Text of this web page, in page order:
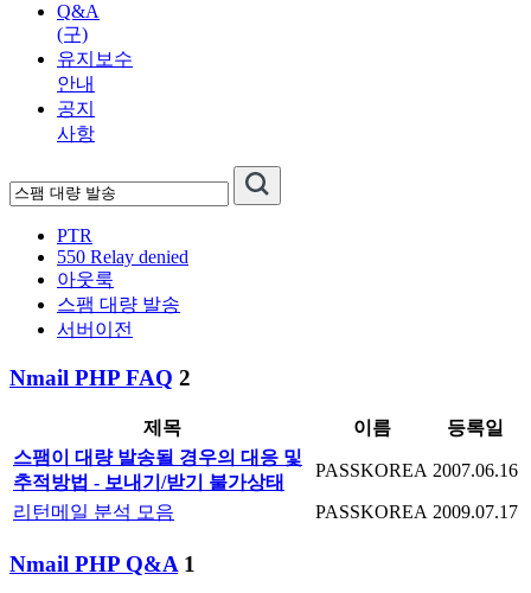
Q&A
(구)
유지보수
안내
공지
사항
PTR
550 Relay denied
아웃룩
스팸 대량 발송
서버이전
Nmail PHP FAQ 2
제목 이름
등록일
스팸이 대량 발송될 경우의 대응 및
추적방법 - 보내기/받기 불가상태
PASSKOREA 2007.06.16
리턴메일 분석 모음 PASSKOREA 2009.07.17
Nmail PHP Q&A 1